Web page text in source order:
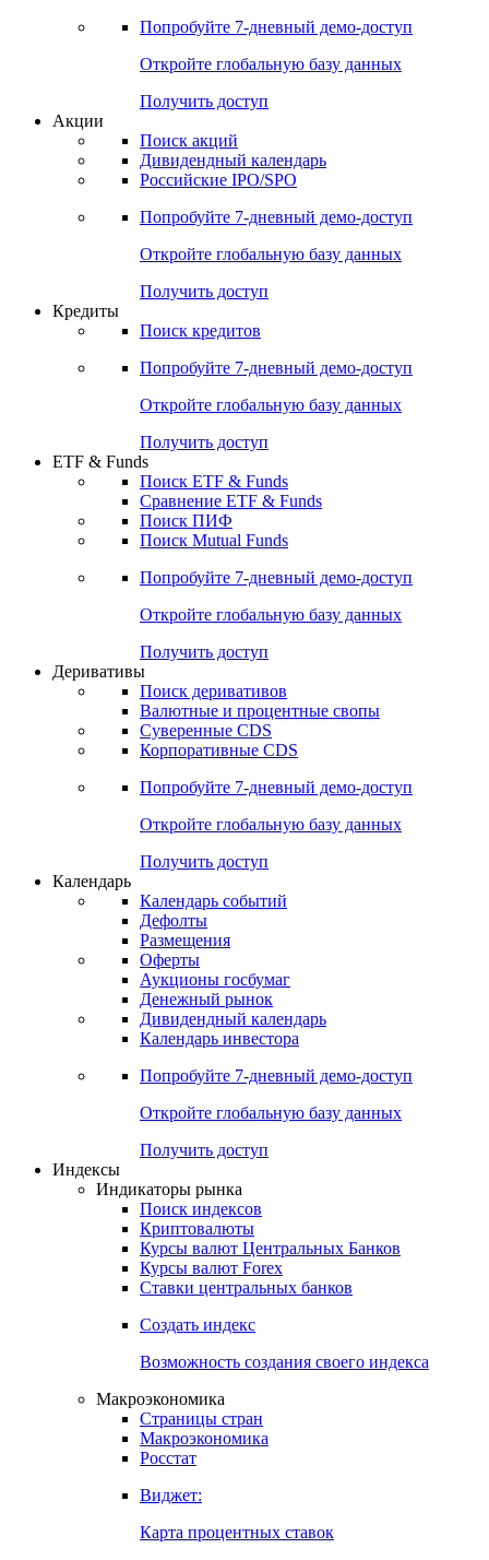
Попробуйте 7-дневный демо-доступ
Откройте глобальную базу данных
Получить доступ
Акции
Поиск акций
Дивидендный календарь
Российские IPO/SPO
Попробуйте 7-дневный демо-доступ
Откройте глобальную базу данных
Получить доступ
Кредиты
Поиск кредитов
Попробуйте 7-дневный демо-доступ
Откройте глобальную базу данных
Получить доступ
ETF & Funds
Поиск ETF & Funds
Сравнение ETF & Funds
Поиск ПИФ
Поиск Mutual Funds
Попробуйте 7-дневный демо-доступ
Откройте глобальную базу данных
Получить доступ
Деривативы
Поиск деривативов
Валютные и процентные свопы
Суверенные CDS
Корпоративные CDS
Попробуйте 7-дневный демо-доступ
Откройте глобальную базу данных
Получить доступ
Календарь
Календарь событий
Дефолты
Размещения
Оферты
Аукционы госбумаг
Денежный рынок
Дивидендный календарь
Календарь инвестора
Попробуйте 7-дневный демо-доступ
Откройте глобальную базу данных
Получить доступ
Индексы
Индикаторы рынка
Поиск индексов
Криптовалюты
Курсы валют Центральных Банков
Курсы валют Forex
Ставки центральных банков
Создать индекс
Возможность создания своего индекса
Макроэкономика
Страницы стран
Макроэкономика
Росстат
Виджет:
Карта процентных ставок